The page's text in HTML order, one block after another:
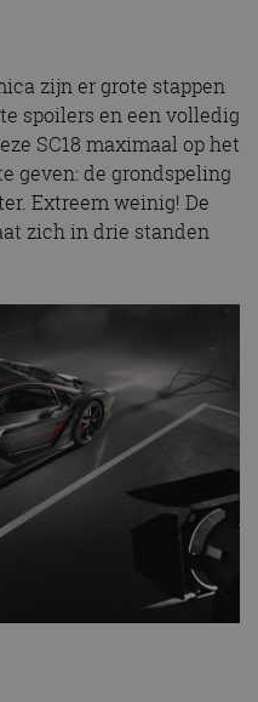
zijn er grote stappen
spoilers en een volledig
SC18 maximaal op het
geven: de grondspeling
Extreem weinig! De
zich in drie standen